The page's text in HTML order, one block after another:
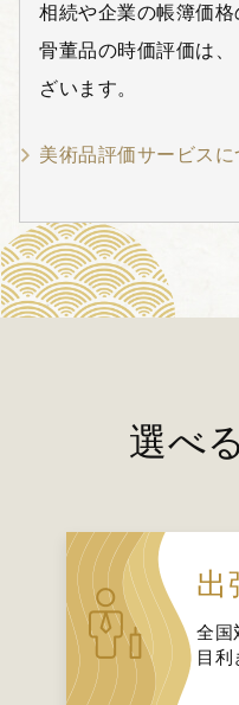
相続や企業の帳簿価格
骨董品の時価評価は
ざいます。
美術品評価サービスに
選べ
出
全国
目利